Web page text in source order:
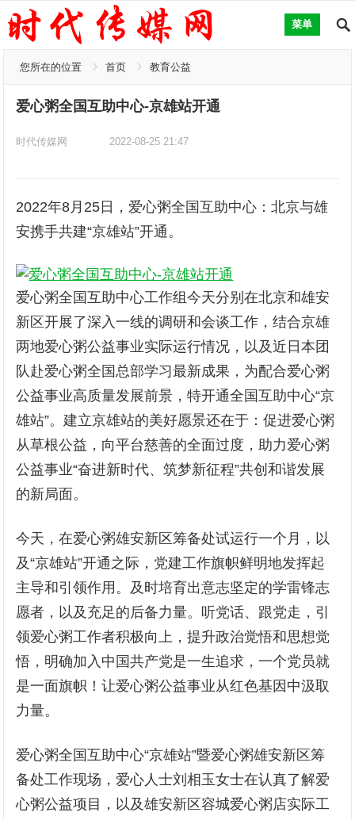
菜单
您所在的位置 首页 教育公益
爱心粥全国互助中心-京雄站开通
时代传媒网 2022-08-25 21:47
2022年8月25日，爱心粥全国互助中心：北京与雄
安携手共建“京雄站”开通。
爱心粥全国互助中心工作组今天分别在北京和雄安
新区开展了深入一线的调研和会谈工作，结合京雄
两地爱心粥公益事业实际运行情况，以及近日本团
队赴爱心粥全国总部学习最新成果，为配合爱心粥
公益事业高质量发展前景，特开通全国互助中心“京
雄站”。建立京雄站的美好愿景还在于：促进爱心粥
从草根公益，向平台慈善的全面过度，助力爱心粥
公益事业“奋进新时代、筑梦新征程”共创和谐发展
的新局面。
今天，在爱心粥雄安新区筹备处试运行一个月，以
及“京雄站”开通之际，党建工作旗帜鲜明地发挥起
主导和引领作用。及时培育出意志坚定的学雷锋志
愿者，以及充足的后备力量。听党话、跟党走，引
领爱心粥工作者积极向上，提升政治觉悟和思想觉
悟，明确加入中国共产党是一生追求，一个党员就
是一面旗帜！让爱心粥公益事业从红色基因中汲取
力量。
爱心粥全国互助中心“京雄站”暨爱心粥雄安新区筹
备处工作现场，爱心人士刘相玉女士在认真了解爱
心粥公益项目，以及雄安新区容城爱心粥店实际工